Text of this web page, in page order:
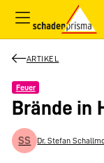
ARTIKEL
Feuer
Brände in
SS Dr. Stefan